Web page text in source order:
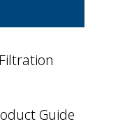
Guide